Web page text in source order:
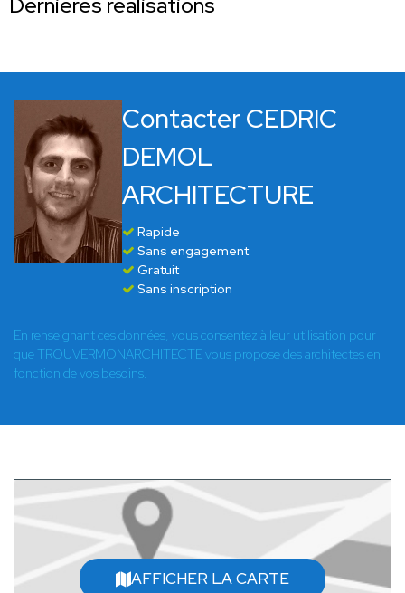
Contacter CEDRIC
DEMOL
ARCHITECTURE
Rapide
Sans engagement
Gratuit
Sans inscription
En renseignant ces données, vous consentez à leur utilisation pour
que TROUVERMONARCHITECTE vous propose des architectes en
fonction de vos besoins.
AFFICHER LA CARTE